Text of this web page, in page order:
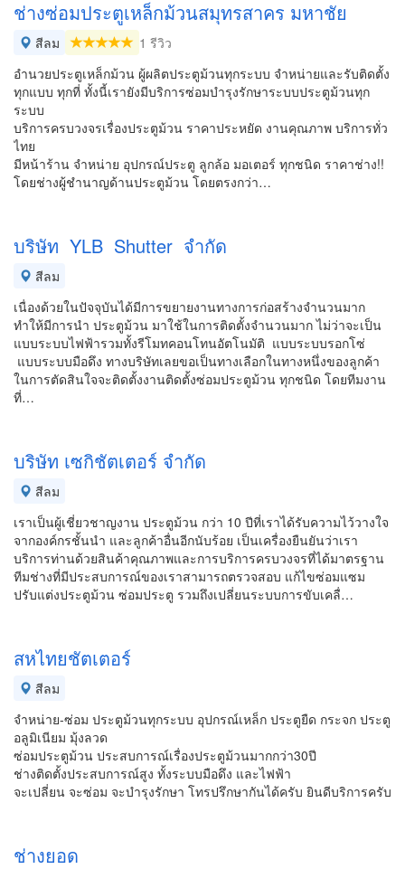
ช่างซ่อมประตูเหล็กม้วนสมุทรสาคร มหาชัย
สีลม
1 รีวิว
อำนวยประตูเหล็กม้วน ผู้ผลิตประตูม้วนทุกระบบ จำหน่ายและรับติดตั้ง
ทุกแบบ ทุกที่ ทั้งนี้เรายังมีบริการซ่อมบำรุงรักษาระบบประตูม้วนทุก
ระบบ
บริการครบวงจรเรื่องประตูม้วน ราคาประหยัด งานคุณภาพ บริการทั่ว
ไทย
มีหน้าร้าน จำหน่าย อุปกรณ์ประตู ลูกล้อ มอเตอร์ ทุกชนิด ราคาช่าง!!
โดยช่างผู้ชำนาญด้านประตูม้วน โดยตรงกว่า…
บริษัท YLB Shutter จำกัด
สีลม
เนื่องด้วยในปัจจุบันได้มีการขยายงานทางการก่อสร้างจำนวนมาก
ทำให้มีการนำ ประตูม้วน มาใช้ในการติดตั้งจำนวนมาก ไม่ว่าจะเป็น
แบบระบบไฟฟ้ารวมทั้งรีโมทคอนโทนอัตโนมัติ แบบระบบรอกโซ่
แบบระบบมือดึง ทางบริษัทเลยขอเป็นทางเลือกในทางหนึ่งของลูกค้า
ในการตัดสินใจจะติดตั้งงานติดตั้งซ่อมประตูม้วน ทุกชนิด โดยทีมงาน
ที่…
บริษัท เซกิชัตเตอร์ จำกัด
สีลม
เราเป็นผู้เชี่ยวชาญงาน ประตูม้วน กว่า 10 ปีที่เราได้รับความไว้วางใจ
จากองค์กรชั้นนำ และลูกค้าอื่นอีกนับร้อย เป็นเครื่องยืนยันว่าเรา
บริการท่านด้วยสินค้าคุณภาพและการบริการครบวงจรที่ได้มาตรฐาน
ทีมช่างที่มีประสบการณ์ของเราสามารถตรวจสอบ แก้ไขซ่อมแซม
ปรับแต่งประตูม้วน ซ่อมประตู รวมถึงเปลี่ยนระบบการขับเคลื่…
สหไทยชัตเตอร์
สีลม
จำหน่าย-ซ่อม ประตูม้วนทุกระบบ อุปกรณ์เหล็ก ประตูยืด กระจก ประตู
อลูมิเนียม มุ้งลวด
ซ่อมประตูม้วน ประสบการณ์เรื่องประตูม้วนมากกว่า30ปี
ช่างติดตั้งประสบการณ์สูง ทั้งระบบมือดึง และไฟฟ้า
จะเปลี่ยน จะซ่อม จะบำรุงรักษา โทรปรึกษากันได้ครับ ยินดีบริการครับ
ช่างยอด